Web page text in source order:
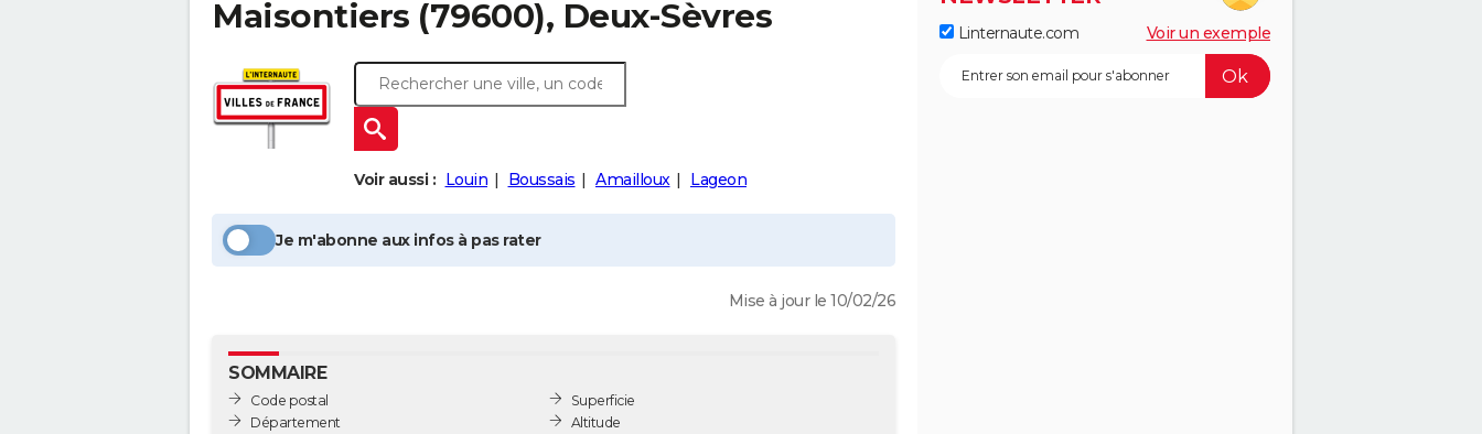
Maisontiers (79600), Deux-Sèvres
Voir aussi : Louin Boussais Amailloux Lageon
Je m'abonne aux infos à pas rater
Mise à jour le 10/02/26
SOMMAIRE
Code postal
Département
Superficie
Altitude
Linternaute.com Voir un exemple